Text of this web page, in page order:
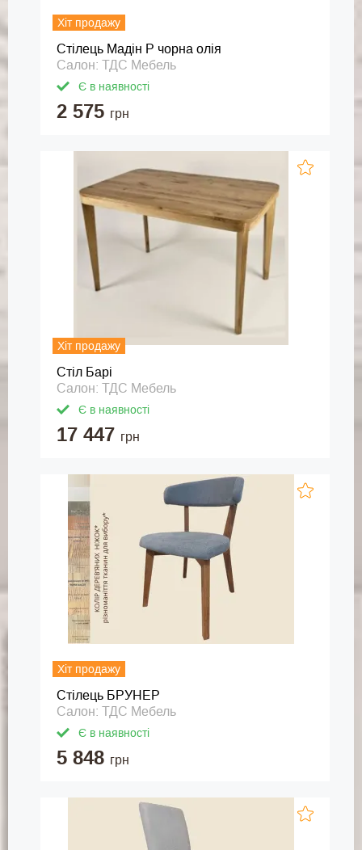
Хіт продажу
Стілець Мадін Р чорна олія
Салон: ТДС Мебель
Є в наявності
2 575 грн
Хіт продажу
Стіл Барі
Салон: ТДС Мебель
Є в наявності
17 447 грн
Хіт продажу
Стілець БРУНЕР
Салон: ТДС Мебель
Є в наявності
5 848 грн